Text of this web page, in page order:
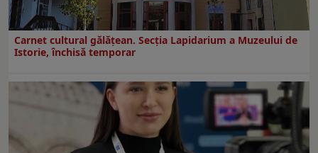
Carnet cultural gălăţean. Secţia Lapidarium a Muzeului de
Istorie, închisă temporar